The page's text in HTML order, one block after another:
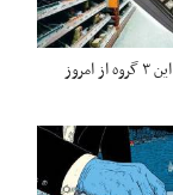
فوری/ کالابرگ این ۳ گروه از امروز